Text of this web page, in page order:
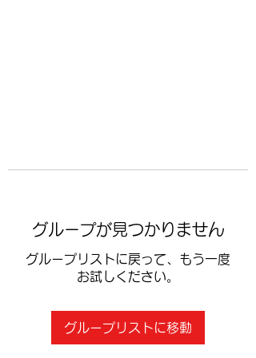
グループが見つかりません
グループリストに戻って、もう一度
お試しください。
グループリストに移動